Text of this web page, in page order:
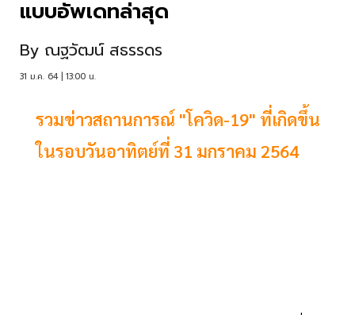
แบบอัพเดทล่าสุด
By ณฐวัฒน์ สธรรดร
31 ม.ค. 64 | 13:00 น.
รวมข่าวสถานการณ์ "โควิด-19" ที่เกิดขึ้น
ในรอบวันอาทิตย์ที่ 31 มกราคม 2564